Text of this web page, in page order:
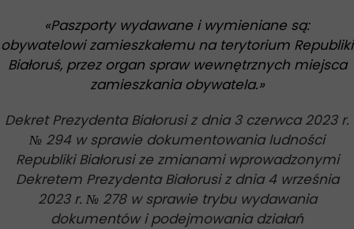
«Paszporty wydawane i wymieniane są:
obywatelowi zamieszkałemu na terytorium Republiki
Białoruś, przez organ spraw wewnętrznych miejsca
zamieszkania obywatela.»
Dekret Prezydenta Białorusi z dnia 3 czerwca 2023 r.
№ 294 w sprawie dokumentowania ludności
Republiki Białorusi ze zmianami wprowadzonymi
Dekretem Prezydenta Białorusi z dnia 4 września
2023 r. № 278 w sprawie trybu wydawania
dokumentów i podejmowania działań